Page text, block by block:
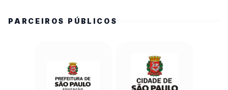
PARCEIROS PÚBLICOS